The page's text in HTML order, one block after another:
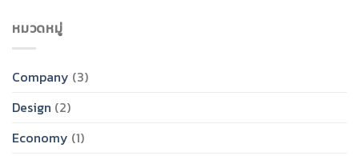
หมวดหมู่
Company (3)
Design (2)
Economy (1)